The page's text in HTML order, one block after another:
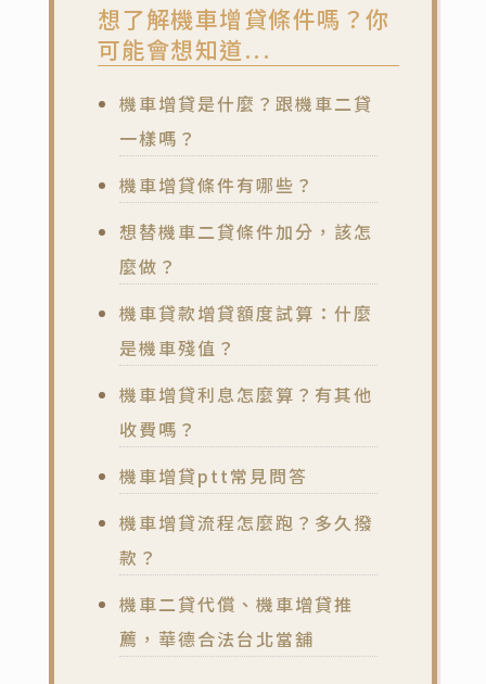
想了解機車增貸條件嗎？你
可能會想知道...
機車增貸是什麼？跟機車二貸
一樣嗎？
機車增貸條件有哪些？
想替機車二貸條件加分，該怎
麼做？
機車貸款增貸額度試算：什麼
是機車殘值？
機車增貸利息怎麼算？有其他
收費嗎？
機車增貸ptt常見問答
機車增貸流程怎麼跑？多久撥
款？
機車二貸代償、機車增貸推
薦，華德合法台北當舖